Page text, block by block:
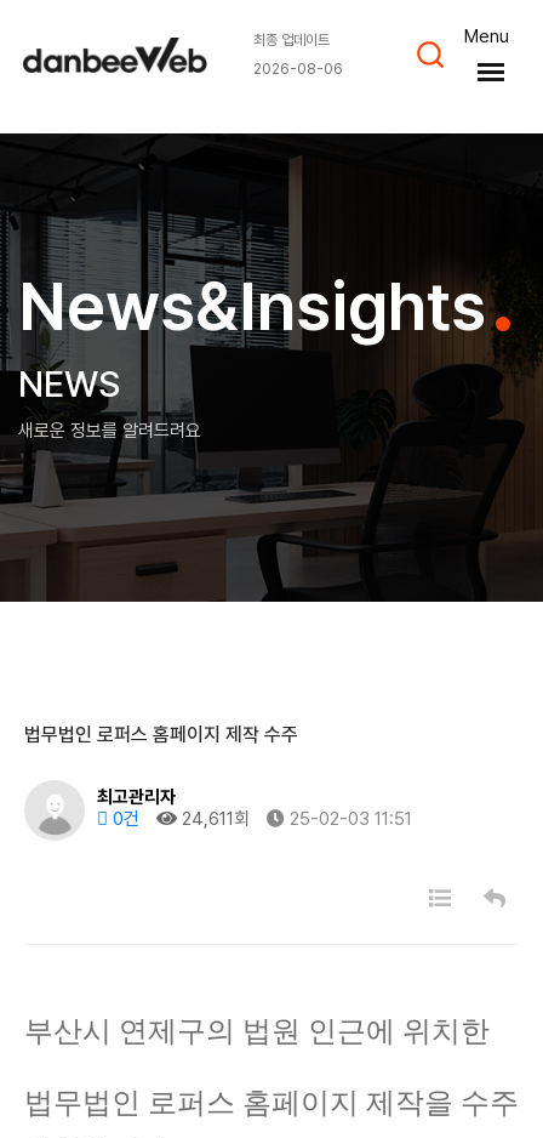
최종 업데이트
2026-08-06
Menu
News&Insights
NEWS
새로운 정보를 알려드려요
법무법인 로퍼스 홈페이지 제작 수주
최고관리자
0건
24,611회 25-02-03 11:51
부산시 연제구의 법원 인근에 위치한
법무법인 로퍼스 홈페이지 제작을 수주